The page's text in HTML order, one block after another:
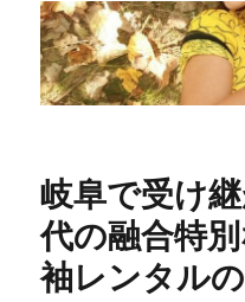
岐阜で受け
代の融合特
袖レンタル